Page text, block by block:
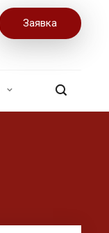
Заявка